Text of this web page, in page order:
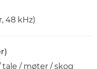
48 kHz)
/ møter / skog